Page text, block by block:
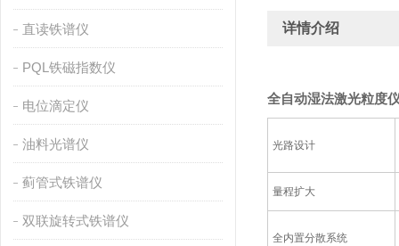
直读铁谱仪
PQL铁磁指数仪
电位滴定仪
油料光谱仪
蓟管式铁谱仪
双联旋转式铁谱仪
详情介绍
全自动湿法激光粒度
光路设计
量程扩大
全内置分散系统